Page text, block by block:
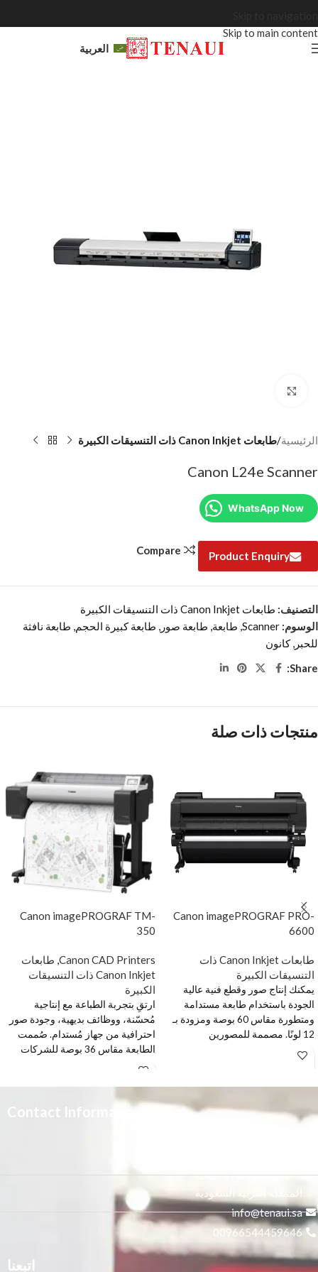
Skip to main content
العربية
الرئيسية طابعات Canon Inkjet ذات التنسيقات الكبيرة
Canon L24e Scanner
WhatsApp Now
Product Enquiry
Compare
التصنيف: طابعات Canon Inkjet ذات التنسيقات الكبيرة
الوسوم: Scanner طابعة طابعة صور طابعة كبيرة الحجم طابعة نافثة
للحبر كانون
Share:
منتجات ذات صلة
Canon imagePROGRAF PRO-
6600
طابعات Canon Inkjet ذات
التنسيقات الكبيرة
يمكنك إنتاج صور وقطع فنية عالية
الجودة باستخدام طابعة مستدامة
ومتطورة مقاس 60 بوصة ومزودة بـ
12 لونًا. مصممة للمصورين
الفوتوغرافيين والفنانين ومقدمي
خدمات الطباعة الذين يطلبون جودة
Canon imagePROGRAF TM-
350
Canon CAD Printers طابعات
Canon Inkjet ذات التنسيقات
الكبيرة
ارتقِ بتجربة الطباعة مع إنتاجية
مُحسّنة، ووظائف بديهية، وجودة صور
احترافية من جهاز مُستدام. صُممت
الطابعة مقاس 36 بوصة للشركات
ومكاتب الهندسة المعمارية
ارتقي بعملية
الحجم
أنشئ مطبوعات بجودة احترافية
بسلاسة مع إنتاجية مُحسّنة، وجهاز
مُستدام وسهل الاستخدام. أنتج مواد
بفضل اللون الأحمر الزاهي والخطوط
Contact Information
النور, الرياض 14271,
المملكة العربية السعودية
info@tenaui.sa
00966544459646
اتبعنا